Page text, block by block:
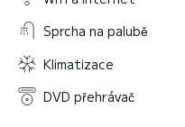
Sprcha na palubě
Klimatizace
DVD přehrávač